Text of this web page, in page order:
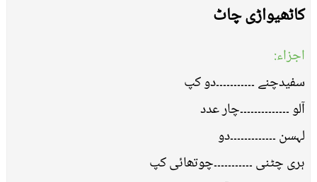
کاٹھیواڑی چاٹ
اجزاء:
سفیدچنے ۔۔۔۔۔۔۔۔۔۔۔دو کپ
آلو ۔۔۔۔۔۔۔۔۔۔۔۔۔۔چار عدد
لہسن ۔۔۔۔۔۔۔۔۔۔۔۔۔دو
ہری چٹنی ۔۔۔۔۔۔۔۔۔۔۔چوتھائی کپ